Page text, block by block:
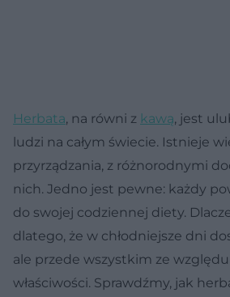
Herbata, na równi z kawą, jest
ludzi na całym świecie. Istnieje
przyrządzania, z różnorodnymi
nich. Jedno jest pewne: każdy
do swojej codziennej diety.
dlatego, że w chłodniejsze dni
ale przede wszystkim ze
właściwości. Sprawdźmy, jak